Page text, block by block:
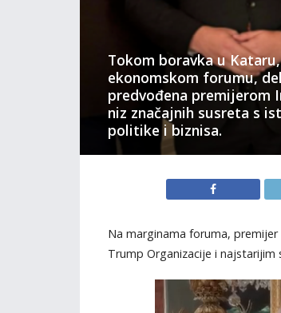
Tokom boravka u
ekonomskom forumu,
predvođena premijerom
niz značajnih susreta s
politike i biznisa.
Na marginama foruma,
Trump Organizacije i najstarijim